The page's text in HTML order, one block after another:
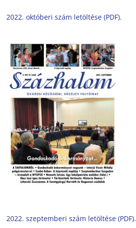
2022. októberi szám letöltése (PDF).
2022. szeptemberi szám letöltése (PDF).